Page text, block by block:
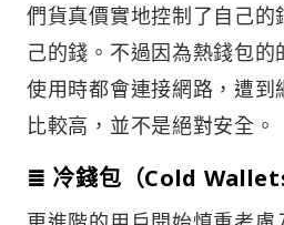
們貨真價實地控制了自己的
己的錢。不過因為熱錢包
使用時都會連接網路，遭到
比較高，並不是絕對安全。
≣ 冷錢包（Cold Wallets